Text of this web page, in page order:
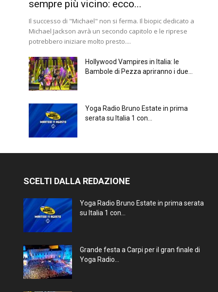
sempre più vicino: ecco...
Il successo di "Michael" non si ferma. Il biopic dedicato a
Michael Jackson avrà un secondo capitolo e le riprese
potrebbero iniziare molto presto....
Hollywood Vampires in Italia: le
Bambole di Pezza apriranno i due...
Yoga Radio Bruno Estate in prima
serata su Italia 1 con...
SCELTI DALLA REDAZIONE
Yoga Radio Bruno Estate in prima serata
su Italia 1 con...
Grande festa a Carpi per il gran finale di
Yoga Radio...